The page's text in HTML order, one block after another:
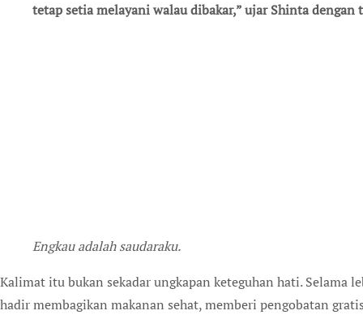
tetap setia melayani walau dibakar,” ujar Shinta dengan
Engkau adalah saudaraku.
Kalimat itu bukan sekadar ungkapan keteguhan hati. Selama
hadir membagikan makanan sehat, memberi pengobatan